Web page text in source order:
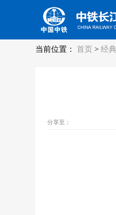
当前位置： 首页 > 经
分享至：